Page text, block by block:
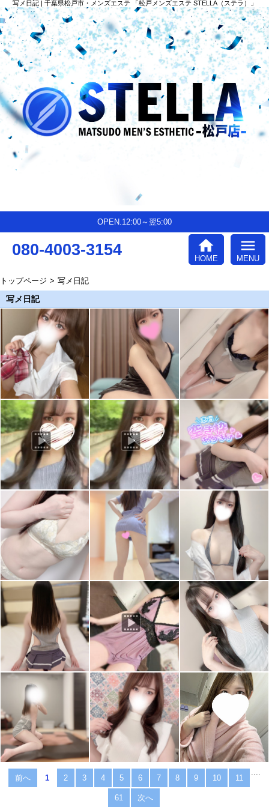
写メ日記 | 千葉県松戸市・メンズエステ 「松戸メンズエステ STELLA（ステラ）」
OPEN.12:00～翌5:00
080-4003-3154 home
HOME
menu
MENU
トップページ 写メ日記
写メ日記
前へ 1 2 3 4 5 6 7 8 9 10 11
61 次へ